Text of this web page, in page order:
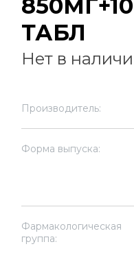
ТАБЛ
Нет в
Производитель:
Форма выпуска:
Фармакологическая
группа: